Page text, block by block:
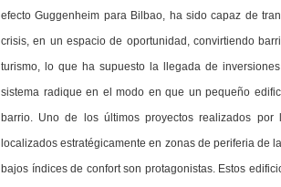
efecto Guggenheim para Bilbao, ha sido capaz de
crisis, en un espacio de oportunidad, convirtiendo
turismo, lo que ha supuesto la llegada de
sistema radique en el modo en que un pequeño
barrio. Uno de los últimos proyectos realizados
localizados estratégicamente en zonas de periferia de
bajos índices de confort son protagonistas. Estos